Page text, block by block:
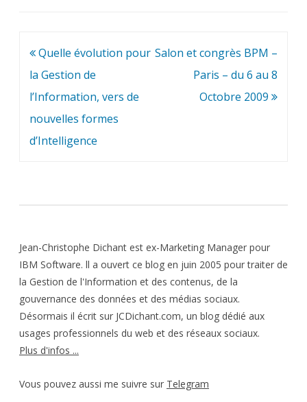
Navigation
de
l’article
Quelle évolution pour
la Gestion de
l’Information, vers de
nouvelles formes
d’Intelligence
Salon et congrès BPM –
Paris – du 6 au 8
Octobre 2009
Jean-Christophe Dichant est ex-Marketing Manager pour
IBM Software. ll a ouvert ce blog en juin 2005 pour traiter de
la Gestion de l'Information et des contenus, de la
gouvernance des données et des médias sociaux.
Désormais il écrit sur JCDichant.com, un blog dédié aux
usages professionnels du web et des réseaux sociaux.
Plus d'infos ...
Vous pouvez aussi me suivre sur Telegram